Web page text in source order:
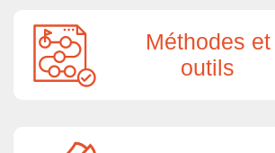
Méthodes et
outils